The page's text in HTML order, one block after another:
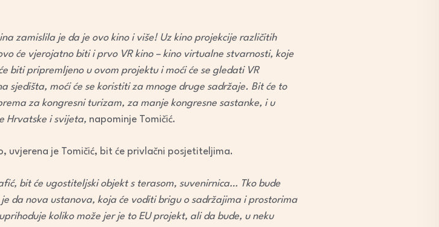
zamislila je da je ovo kino i više! Uz kino projekcije različitih
će vjerojatno biti i prvo VR kino – kino virtualne stvarnosti, koje
biti pripremljeno u ovom projektu i moći će se gledati VR
sjedišta, moći će se koristiti za mnoge druge sadržaje. Bit će to
za kongresni turizam, za manje kongresne sastanke, i u
Hrvatske i svijeta, napominje Tomičić.
uvjerena je Tomičić, bit će privlačni posjetiteljima.
bit će ugostiteljski objekt s terasom, suvenirnica… Tko bude
da nova ustanova, koja će voditi brigu o sadržajima i prostorima
koliko može jer je to EU projekt, ali da bude, u neku